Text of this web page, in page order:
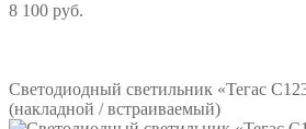
8 100 руб.
Светодиодный светильник «Тегас
(накладной / встраиваемый)